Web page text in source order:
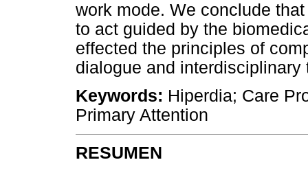
work mode. We conclude
to act guided by the
effected the principles of
dialogue and interdisciplinary
Keywords: Hiperdia; Care
Primary Attention
RESUMEN